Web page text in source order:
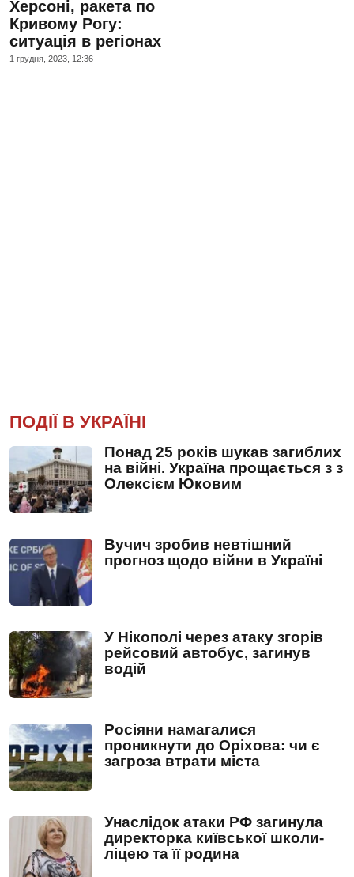
Херсоні, ракета по
Кривому Рогу:
ситуація в регіонах
1 грудня, 2023, 12:36
ПОДІЇ В УКРАЇНІ
Понад 25 років шукав загиблих
на війні. Україна прощається з з
Олексієм Юковим
Вучич зробив невтішний
прогноз щодо війни в Україні
У Нікополі через атаку згорів
рейсовий автобус, загинув
водій
Росіяни намагалися
проникнути до Оріхова: чи є
загроза втрати міста
Унаслідок атаки РФ загинула
директорка київської школи-
ліцею та її родина